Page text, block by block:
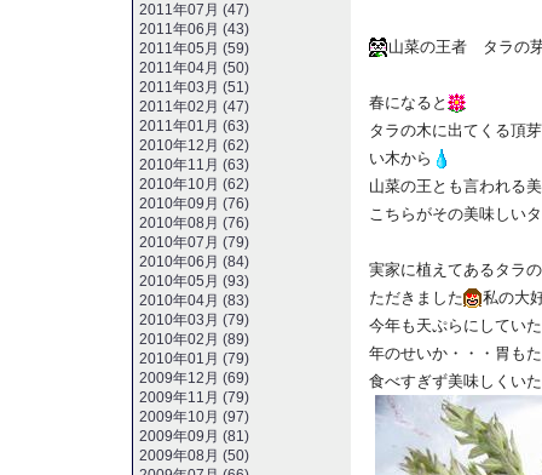
山菜の王者 タラの
春になると
タラの木に出てくる頂
い木から
山菜の王とも言われる
こちらがその美味しい
実家に植えてあるタラ
ただきました
私の大
今年も天ぷらにしてい
年のせいか・・・胃も
食べすぎず美味しくい
2011年07月 (47)
2011年06月 (43)
2011年05月 (59)
2011年04月 (50)
2011年03月 (51)
2011年02月 (47)
2011年01月 (63)
2010年12月 (62)
2010年11月 (63)
2010年10月 (62)
2010年09月 (76)
2010年08月 (76)
2010年07月 (79)
2010年06月 (84)
2010年05月 (93)
2010年04月 (83)
2010年03月 (79)
2010年02月 (89)
2010年01月 (79)
2009年12月 (69)
2009年11月 (79)
2009年10月 (97)
2009年09月 (81)
2009年08月 (50)